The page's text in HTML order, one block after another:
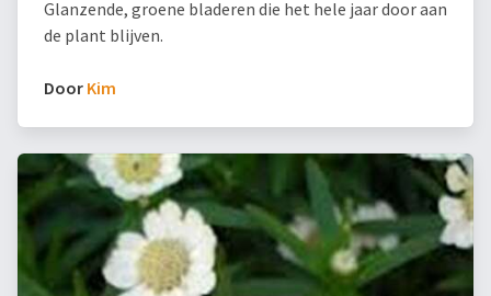
Glanzende, groene bladeren die het hele jaar door aan
de plant blijven.
Door Kim